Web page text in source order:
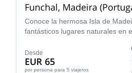
Funchal, Madeira
Conoce la hermosa Isla de
fantásticos lugares naturales en
un guía de senderismo
Desde
EUR 65
por persona para 5 viajeros